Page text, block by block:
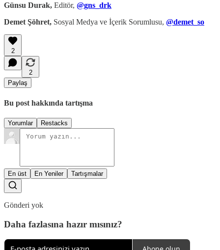
Günsu Durak, Editör, @gns_drk
Demet Şöhret, Sosyal Medya ve İçerik Sorumlusu, @demet_so
2
2
Paylaş
Bu post hakkında tartışma
Yorumlar Restacks
En üst En Yeniler Tartışmalar
Gönderi yok
Daha fazlasına hazır mısınız?